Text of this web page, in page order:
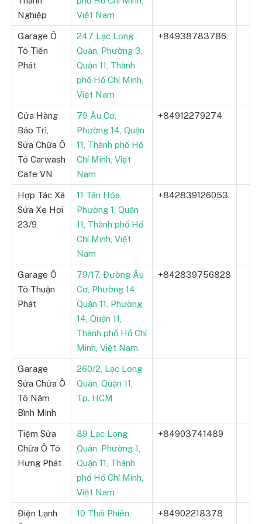
Nghiệp
Việt Nam
Garage Ô
Tô Tiến
Phát
247 Lạc Long
Quân, Phường 3,
Quận 11, Thành
phố Hồ Chí Minh,
Việt Nam
+84938783786
Cửa Hàng
Bảo Trì,
Sửa Chữa Ô
Tô Carwash
Cafe VN
79 Âu Cơ,
Phường 14, Quận
11, Thành phố Hồ
Chí Minh, Việt
Nam
+84912279274
Hợp Tác Xã
Sửa Xe Hơi
23/9
11 Tân Hóa,
Phường 1, Quận
11, Thành phố Hồ
Chí Minh, Việt
Nam
+842839126053
Garage Ô
Tô Thuận
Phát
79/17, Đường Âu
Cơ, Phường 14,
Quận 11, Phường
14, Quận 11,
Thành phố Hồ Chí
Minh, Việt Nam
+842839756828
Garage
Sửa Chữa Ô
Tô Năm
Bình Minh
260/2, Lạc Long
Quân, Quận 11,
Tp. HCM
Tiệm Sửa
Chữa Ô Tô
Hưng Phát
89 Lạc Long
Quân, Phường 1,
Quận 11, Thành
phố Hồ Chí Minh,
Việt Nam
+84903741489
Điện Lạnh
10 Thái Phiên,
+84902218378